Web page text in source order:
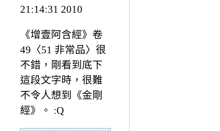
21:14:31 2010
《增壹阿含經》卷
49〈51 非常品〉很
不錯，剛看到底下
這段文字時，很難
不令人想到《金剛
經》。 :Q